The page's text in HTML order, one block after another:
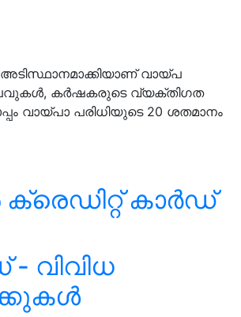
വായ്പ
കര്‍ഷകരുടെ വ്യക്തിഗത
പരിധിയുടെ 20 ശതമാനം
ക്രെഡിറ്റ് കാർഡ്
വിവിധ